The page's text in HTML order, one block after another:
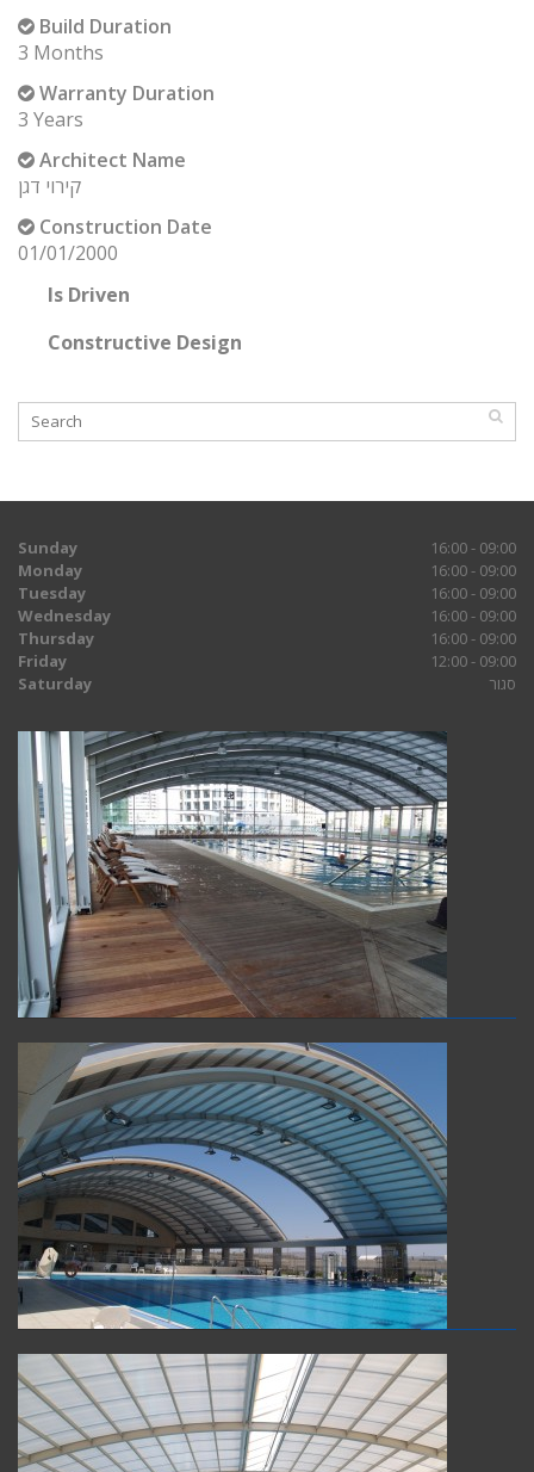
Construction Date
01/01/2000
Build Duration
3 Months
Warranty Duration
3 Years
Is Driven
Constructive Design
Architect Name
קירוי דגן
Sunday
16:00 - 09:00
Monday
16:00 - 09:00
Tuesday
16:00 - 09:00
Wednesday
16:00 - 09:00
Thursday
16:00 - 09:00
Friday
12:00 - 09:00
Saturday
סגור